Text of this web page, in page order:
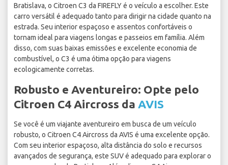
Bratislava, o Citroen C3 da FIREFLY é o veículo a escolher. Este
carro versátil é adequado tanto para dirigir na cidade quanto na
estrada. Seu interior espaçoso e assentos confortáveis o
tornam ideal para viagens longas e passeios em família. Além
disso, com suas baixas emissões e excelente economia de
combustível, o C3 é uma ótima opção para viagens
ecologicamente corretas.
Robusto e Aventureiro: Opte pelo
Citroen C4 Aircross da AVIS
Se você é um viajante aventureiro em busca de um veículo
robusto, o Citroen C4 Aircross da AVIS é uma excelente opção.
Com seu interior espaçoso, alta distância do solo e recursos
avançados de segurança, este SUV é adequado para explorar o